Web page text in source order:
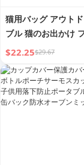
猫用バッグ アウト
ブル 猫のお出かけ
ティック製品 アウト
ーラー 猫用トロリー
容量 犬用トラベル
$22.25$29.67